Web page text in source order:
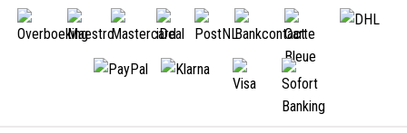
О-образный Блокиратор
Цепной Замок
Складной Замок
Велосипедный Чехол
Чемодан для Переноски
Велосипеда
Защита Велосипедной Рамы
Принадлежности
Велотренажеры
Велосипедное Зеркало